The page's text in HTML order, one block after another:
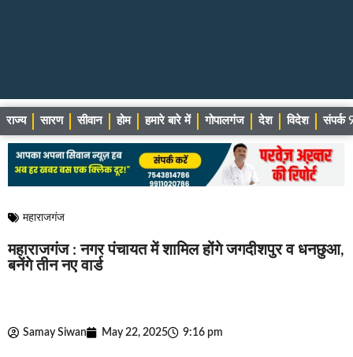
राज्य सारण सीवान होम हमारे बारे में गोपालगंज देश विदेश संपर्क
महाराजगंज
महाराजगंज : नगर पंचायत में शामिल होंगे जगदीशपुर व धनछुआ,
बनेंगे तीन नए वार्ड
Samay Siwan May 22, 2025 9:16 pm